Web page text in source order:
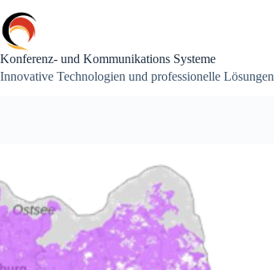
Inhalt
springen
Konferenz- und Kommunikations Systeme
Innovative Technologien und professionelle Lösungen